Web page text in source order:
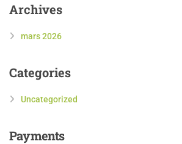
Archives
mars 2026
Categories
Uncategorized
Payments